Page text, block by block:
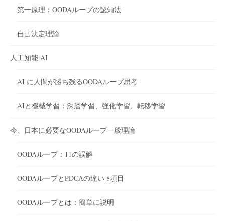
第一原理：OODAループの認知法
自己決定理論
人工知能 AI
AI に人間が勝ち残るOODAループ思考
AIと機械学習：深層学習、強化学習、転移学習
今、日本に必要なOODAループ一般理論
OODAループ：11の誤解
OODAループとPDCAの違い 8項目
OODAループとは：簡単に説明